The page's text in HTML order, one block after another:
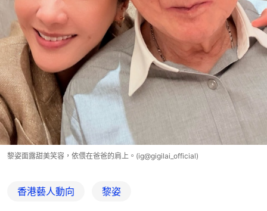
黎姿面露甜美笑容，依偎在爸爸的肩上。(ig@gigilai_official)
香港藝人動向 黎姿